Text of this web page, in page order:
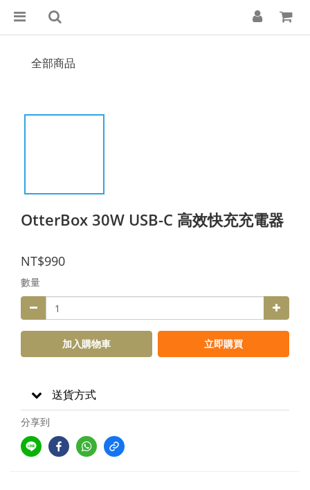
全部商品
OtterBox 30W USB-C 高效快充充電器
NT$990
數量
加入購物車 立即購買
送貨方式
分享到